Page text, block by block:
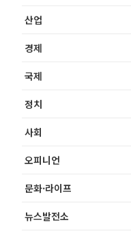
산업
경제
국제
정치
사회
오피니언
문화·라이프
뉴스발전소